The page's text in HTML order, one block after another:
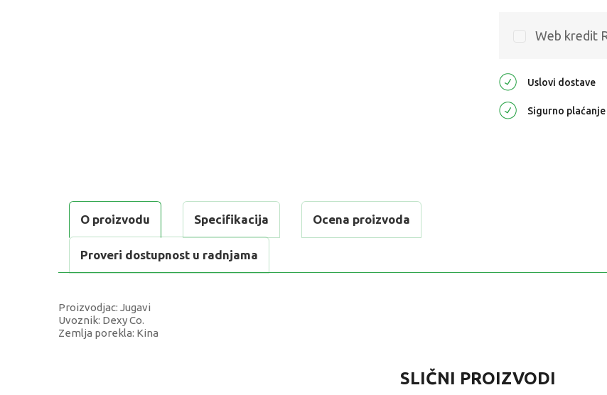
Web kredit
Uslovi dostave
Sigurno plaćanje
O proizvodu Specifikacija Ocena proizvoda
Proveri dostupnost u radnjama
Proizvodjac: Jugavi
Uvoznik: Dexy Co.
Zemlja porekla: Kina
RAMOVI I SLIKE
SLIČNI PROIZVODI